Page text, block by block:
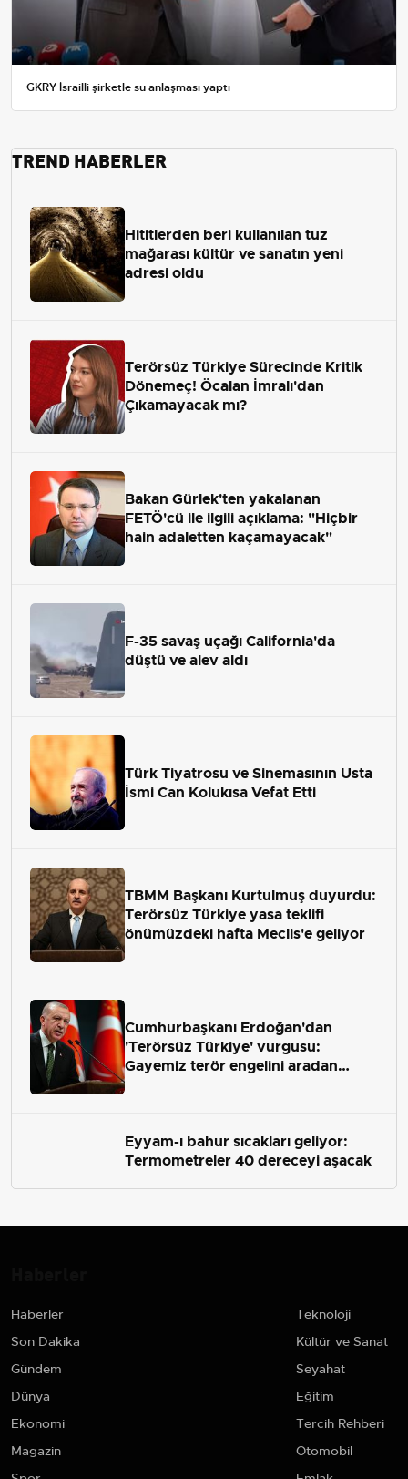
GKRY İsrailli şirketle su anlaşması yaptı
TREND HABERLER
Hititlerden beri kullanılan tuz
mağarası kültür ve sanatın yeni
adresi oldu
Terörsüz Türkiye Sürecinde Kritik
Dönemeç! Öcalan İmralı'dan
Çıkamayacak mı?
Bakan Gürlek'ten yakalanan
FETÖ'cü ile ilgili açıklama: "Hiçbir
hain adaletten kaçamayacak"
F-35 savaş uçağı California'da
düştü ve alev aldı
Türk Tiyatrosu ve Sinemasının Usta
İsmi Can Kolukısa Vefat Etti
TBMM Başkanı Kurtulmuş duyurdu:
Terörsüz Türkiye yasa teklifi
önümüzdeki hafta Meclis'e geliyor
Cumhurbaşkanı Erdoğan'dan
'Terörsüz Türkiye' vurgusu:
Gayemiz terör engelini aradan
Eyyam-ı bahur sıcakları geliyor:
Termometreler 40 dereceyi aşacak
Haberler
Son Dakika
Gündem
Dünya
Ekonomi
Magazin
Teknoloji
Kültür ve Sanat
Seyahat
Eğitim
Tercih Rehberi
Otomobil